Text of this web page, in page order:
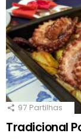
97 Partilhas
Tradicional